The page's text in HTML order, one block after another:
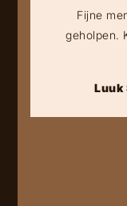
Fijne
geholpen.
Luuk